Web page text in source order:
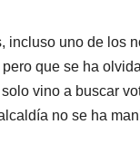
incluso uno de los
que se ha
vino a buscar
no se ha